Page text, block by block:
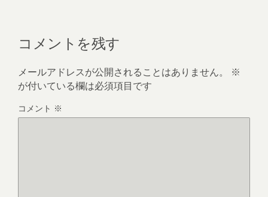
コメントを残す
メールアドレスが公開されることはありません。
※
が付いている欄は必須項目です
コメント ※